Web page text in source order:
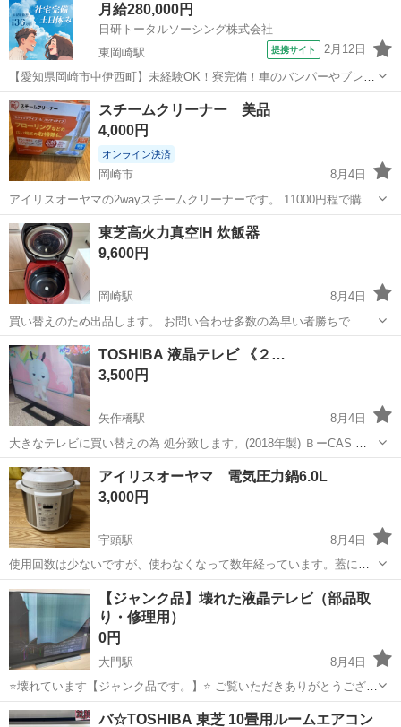
月給280,000円
日研トータルソーシング株式会社
東岡崎駅
提携サイト 2月12日
【愛知県岡崎市中伊西町】未経験OK！寮完備！車のバンパーやブレー
キ部品等の加工・プレス・溶接《お仕事No.NS0372》 お仕事について
自動車のバンパーやサスペンション・ブレーキ部品等の製造（プレス
機械加工オペレーター・...
愛知 岡崎市 東岡崎駅 その他
スチームクリーナー 美品
4,000円
オンライン決済
岡崎市
8月4日
アイリスオーヤマの2wayスチームクリーナーです。 11000円程で購入
して、床拭きで2回使用しました。 付属品は全てあります。
愛知 岡崎市 家電 スチームクリーナー
東芝高火力真空IH 炊飯器
9,600円
岡崎駅
8月4日
買い替えのため出品します。 お問い合わせ多数の為早い者勝ちで
す！！
愛知 岡崎市 キッチン家電
TOSHIBA 液晶テレビ 《２…
3,500円
矢作橋駅
8月4日
大きなテレビに買い替えの為 処分致します。(2018年製) ＢーCAS リ
モコン 各有ります。 画質は まだ綺麗な状態です。 引き取り場所 岡﨑
市矢作町橋塚30ー1 セブンイレブン岡崎矢作店
愛知 岡崎市 矢作橋駅 テレビ CAS
アイリスオーヤマ 電気圧力鍋6.0L
3,000円
宇頭駅
8月4日
使用回数は少ないですが、使わなくなって数年経っています。蓋に少
し酸化が見られました（写真） PC-EMA6
愛知 岡崎市 キッチン家電
【ジャンク品】壊れた液晶テレビ（部品取
り・修理用）
0円
大門駅
8月4日
⭐️壊れています【ジャンク品です。】⭐️ ご覧いただきありがとうござい
ます 18年製 TOSHIBA REGZA 液晶カラーテレビ 50BM620X ・50イ
ンチ ・互換性 リモコンあり 【状態】 ・電源は入り...
愛知 岡崎市 大門駅 テレビ
バ☆TOSHIBA 東芝 10畳用ルームエアコン